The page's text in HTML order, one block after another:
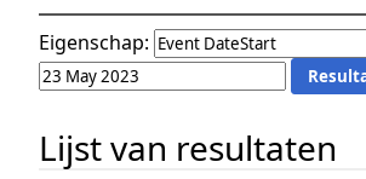
Eigenschap:
Lijst van resultaten